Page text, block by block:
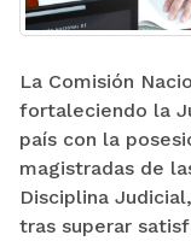
La Comisión
fortaleciendo la
país con la
magistradas de
Disciplina
tras superar